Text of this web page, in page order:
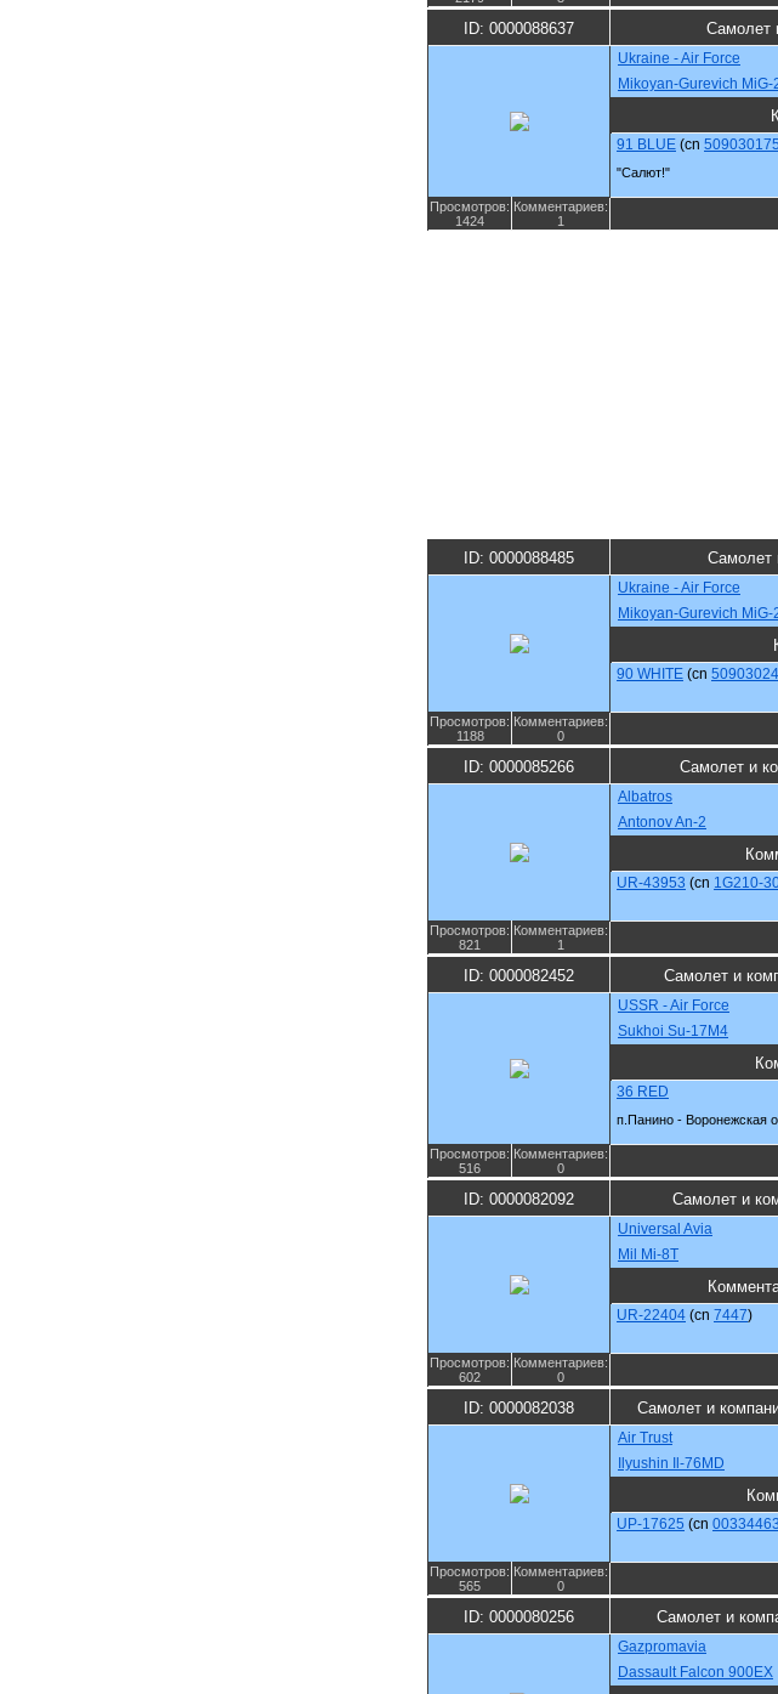
ID: 0000088637 Самолет
Ukraine - Air Force
Mikoyan-Gurevich
91 BLUE (cn
"Салют!"
Просмотров:
1424
Комментариев:
1
ID: 0000088485 Самолет
Ukraine - Air Force
Mikoyan-Gurevich
90 WHITE (cn
Просмотров:
1188
Комментариев:
0
ID: 0000085266 Самолет и
Albatros
Antonov An-2
UR-43953 (cn 1G210-
Просмотров:
821
Комментариев:
1
ID: 0000082452 Самолет и
USSR - Air Force
Sukhoi Su-17M4
36 RED
п.Панино - Воронежская
Просмотров:
516
Комментариев:
0
ID: 0000082092 Самолет и
Universal Avia
Mil Mi-8T
UR-22404 (cn 7447)
Просмотров:
602
Комментариев:
0
ID: 0000082038 Самолет и
Air Trust
Ilyushin Il-76MD
UP-17625 (cn
Просмотров:
565
Комментариев:
0
ID: 0000080256 Самолет и
Gazpromavia
Dassault Falcon 900EX